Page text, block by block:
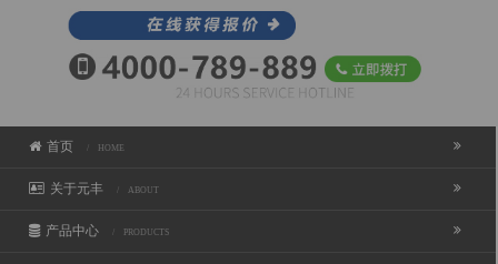
首页 / HOME
关于元丰 / ABOUT
产品中心 / PRODUCTS